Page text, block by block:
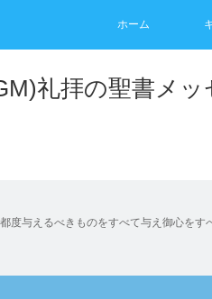
ホーム
礼拝の聖書メッ
度与えるべきものをすべて与え御心を